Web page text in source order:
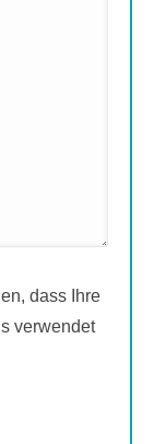
dass Ihre
verwendet